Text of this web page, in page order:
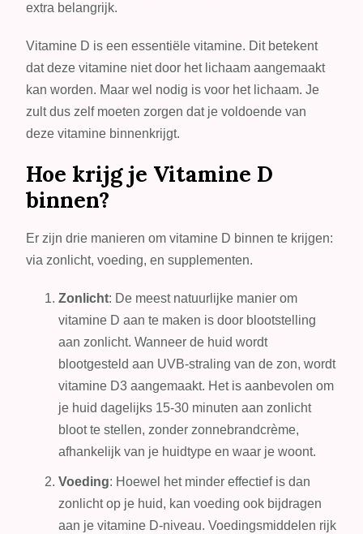
extra belangrijk.
Vitamine D is een essentiële vitamine. Dit betekent
dat deze vitamine niet door het lichaam aangemaakt
kan worden. Maar wel nodig is voor het lichaam. Je
zult dus zelf moeten zorgen dat je voldoende van
deze vitamine binnenkrijgt.
Hoe krijg je Vitamine D
binnen?
Er zijn drie manieren om vitamine D binnen te krijgen:
via zonlicht, voeding, en supplementen.
Zonlicht: De meest natuurlijke manier om
vitamine D aan te maken is door blootstelling
aan zonlicht. Wanneer de huid wordt
blootgesteld aan UVB-straling van de zon, wordt
vitamine D3 aangemaakt. Het is aanbevolen om
je huid dagelijks 15-30 minuten aan zonlicht
bloot te stellen, zonder zonnebrandcrème,
afhankelijk van je huidtype en waar je woont.
Voeding: Hoewel het minder effectief is dan
zonlicht op je huid, kan voeding ook bijdragen
aan je vitamine D-niveau. Voedingsmiddelen rijk